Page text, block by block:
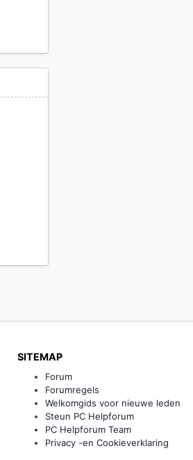
SITEMAP
Forum
Forumregels
Welkomgids voor nieuwe leden
Steun PC Helpforum
PC Helpforum Team
Privacy -en Cookieverklaring